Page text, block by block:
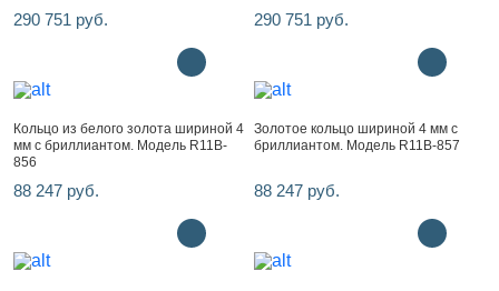
290 751 руб. 290 751 руб.
Кольцо из белого золота шириной 4
мм с бриллиантом. Модель R11B-
856
88 247 руб.
Золотое кольцо шириной 4 мм с
бриллиантом. Модель R11B-857
88 247 руб.